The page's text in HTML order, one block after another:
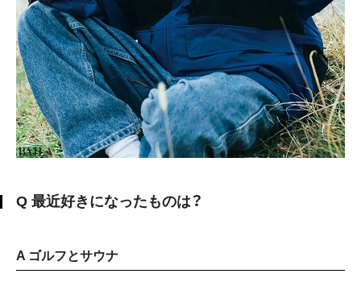
Q 最近好きになったものは？
A ゴルフとサウナ